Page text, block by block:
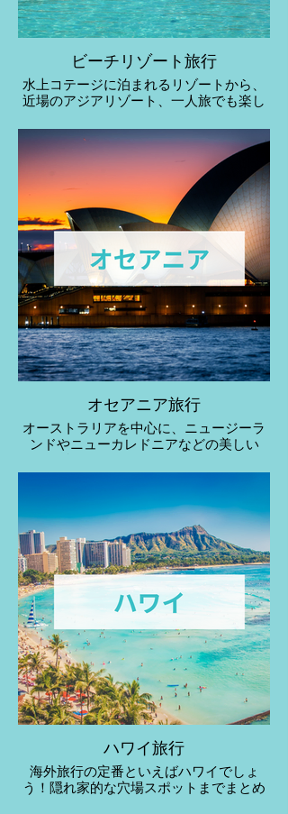
ビーチリゾート旅行
水上コテージに泊まれるリゾートから、
近場のアジアリゾート、一人旅でも楽し
オセアニア旅行
オーストラリアを中心に、ニュージーラ
ンドやニューカレドニアなどの美しい
ハワイ旅行
海外旅行の定番といえばハワイでしょ
う！隠れ家的な穴場スポットまでまとめ